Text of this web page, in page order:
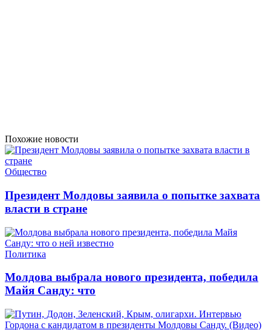
Похожие новости
Общество
Президент Молдовы заявила о попытке захвата
власти в стране
Политика
Молдова выбрала нового президента, победила
Майя Санду: что